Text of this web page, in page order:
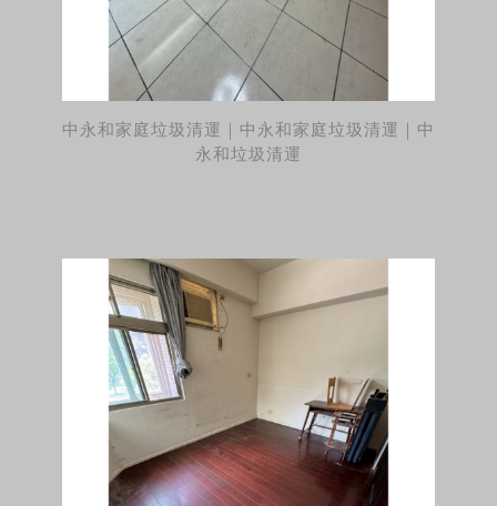
中永和家庭垃圾清運｜中永和家庭垃圾清運｜中
永和垃圾清運